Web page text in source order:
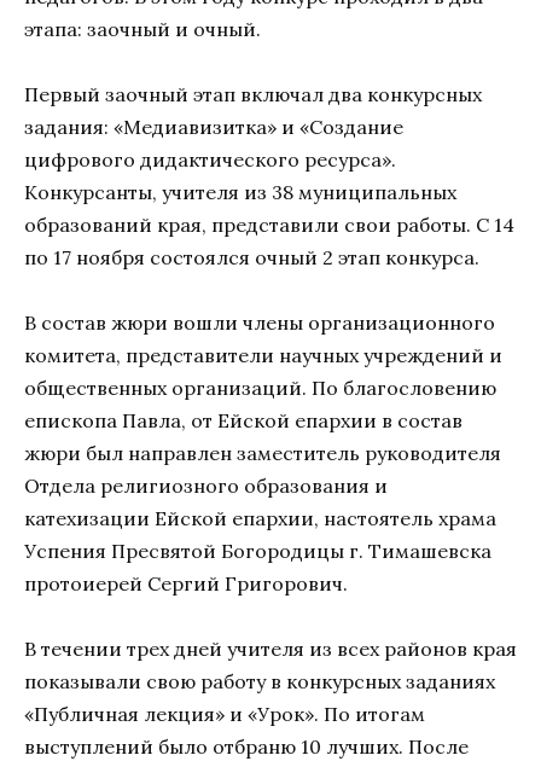
этапа: заочный и очный.
Первый заочный этап включал два конкурсных
задания: «Медиавизитка» и «Создание
цифрового дидактического ресурса».
Конкурсанты, учителя из 38 муниципальных
образований края, представили свои работы. С 14
по 17 ноября состоялся очный 2 этап конкурса.
В состав жюри вошли члены организационного
комитета, представители научных учреждений и
общественных организаций. По благословению
епископа Павла, от Ейской епархии в состав
жюри был направлен заместитель руководителя
Отдела религиозного образования и
катехизации Ейской епархии, настоятель храма
Успения Пресвятой Богородицы г. Тимашевска
протоиерей Сергий Григорович.
В течении трех дней учителя из всех районов края
показывали свою работу в конкурсных заданиях
«Публичная лекция» и «Урок». По итогам
выступлений было отбраню 10 лучших. После